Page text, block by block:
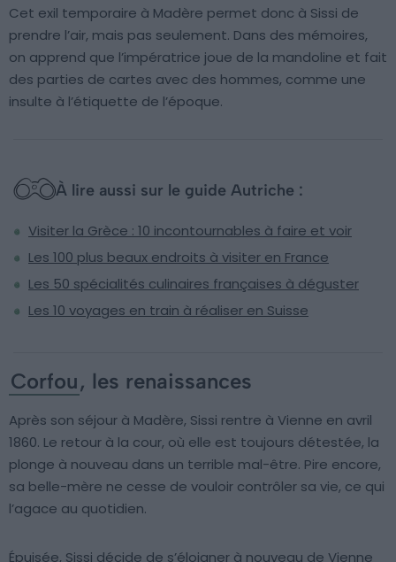
Cet exil temporaire à Madère permet donc à Sissi de
prendre l’air, mais pas seulement. Dans des mémoires,
on apprend que l’impératrice joue de la mandoline et fait
des parties de cartes avec des hommes, comme une
insulte à l’étiquette de l’époque.
À lire aussi sur le guide Autriche :
Visiter la Grèce : 10 incontournables à faire et voir
Les 100 plus beaux endroits à visiter en France
Les 50 spécialités culinaires françaises à déguster
Les 10 voyages en train à réaliser en Suisse
Corfou, les renaissances
Après son séjour à Madère, Sissi rentre à Vienne en avril
1860. Le retour à la cour, où elle est toujours détestée, la
plonge à nouveau dans un terrible mal-être. Pire encore,
sa belle-mère ne cesse de vouloir contrôler sa vie, ce qui
l’agace au quotidien.
Épuisée, Sissi décide de s’éloigner à nouveau de Vienne